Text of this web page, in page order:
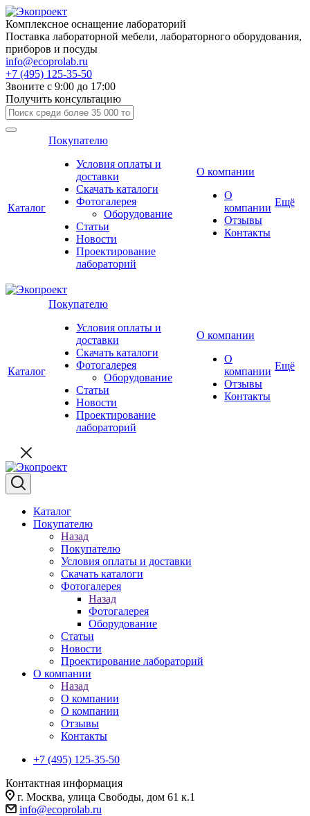
Комплексное оснащение лабораторий
Поставка лабораторной мебели, лабораторного оборудования,
приборов и посуды
info@ecoprolab.ru
+7 (495) 125-35-50
Звоните с 9:00 до 17:00
Получить консультацию
Каталог
Покупателю
Условия оплаты и
доставки
Скачать каталоги
Фотогалерея
Оборудование
Статьи
Новости
Проектирование
лабораторий
О компании
О
компании
Отзывы
Контакты
Ещё
Каталог
Покупателю
Условия оплаты и
доставки
Скачать каталоги
Фотогалерея
Оборудование
Статьи
Новости
Проектирование
лабораторий
О компании
О
компании
Отзывы
Контакты
Ещё
Каталог
Покупателю
Назад
Покупателю
Условия оплаты и доставки
Скачать каталоги
Фотогалерея
Назад
Фотогалерея
Оборудование
Статьи
Новости
Проектирование лабораторий
О компании
Назад
О компании
О компании
Отзывы
Контакты
+7 (495) 125-35-50
Контактная информация
г. Москва, улица Свободы, дом 61 к.1
info@ecoprolab.ru